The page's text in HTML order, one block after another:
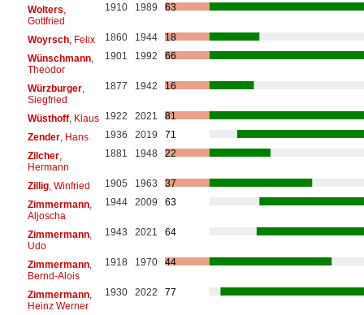
Wolters
Gottfried
1910 1989 63
Woyrsch, Felix 1860 1944
18
Wünschmann,
Theodor
1901 1992 66
Würzburger,
Siegfried
1877 1942 16
Wüsthoff, Klaus 1922 2021
81
Zender, Hans 1936 2019
71
Zilcher,
Hermann
1881 1948 22
Zillig, Winfried 1905 1963
37
Zimmermann,
Aljoscha
1944 2009 63
Zimmermann,
Udo
1943 2021 64
Zimmermann,
Bernd-Alois
1918 1970 44
Zimmermann,
Heinz Werner
1930 2022 77